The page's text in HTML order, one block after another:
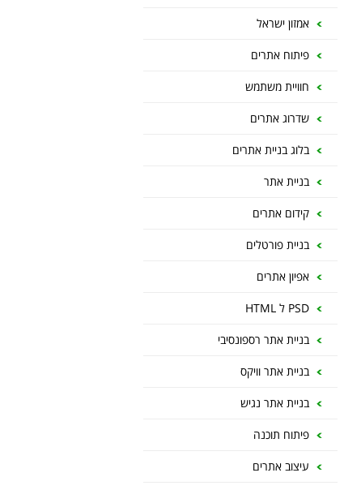
אמזון ישראל
פיתוח אתרים
חוויית משתמש
שדרוג אתרים
בלוג בניית אתרים
בניית אתר
קידום אתרים
בניית פורטלים
אפיון אתרים
PSD ל HTML
בניית אתר רספונסיבי
בניית אתר וויקס
בניית אתר נגיש
פיתוח תוכנה
עיצוב אתרים